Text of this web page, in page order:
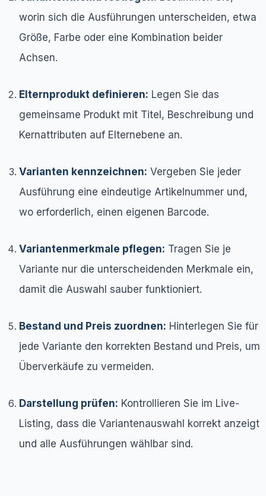
worin sich die Ausführungen unterscheiden, etwa
Größe, Farbe oder eine Kombination beider
Achsen.
Elternprodukt definieren: Legen Sie das
gemeinsame Produkt mit Titel, Beschreibung und
Kernattributen auf Elternebene an.
Varianten kennzeichnen: Vergeben Sie jeder
Ausführung eine eindeutige Artikelnummer und,
wo erforderlich, einen eigenen Barcode.
Variantenmerkmale pflegen: Tragen Sie je
Variante nur die unterscheidenden Merkmale ein,
damit die Auswahl sauber funktioniert.
Bestand und Preis zuordnen: Hinterlegen Sie für
jede Variante den korrekten Bestand und Preis, um
Überverkäufe zu vermeiden.
Darstellung prüfen: Kontrollieren Sie im Live-
Listing, dass die Variantenauswahl korrekt anzeigt
und alle Ausführungen wählbar sind.